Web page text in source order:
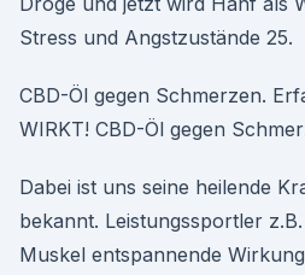
Stress und Angstzustände 25.
CBD-Öl gegen Schmerzen.
WIRKT! CBD-Öl gegen
Dabei ist uns seine heilende
bekannt. Leistungssportler
Muskel entspannende